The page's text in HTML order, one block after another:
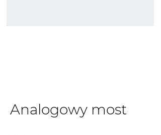
Analogowy most